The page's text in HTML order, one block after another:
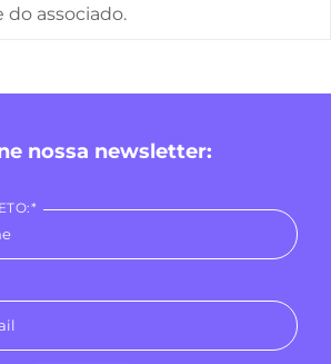
do associado.
nossa newsletter: